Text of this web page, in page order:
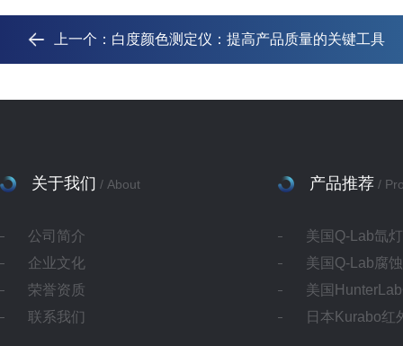
上一个： 白度颜色测定仪：提高产品质量的关键工具
关于我们 / About
公司简介
企业文化
荣誉资质
联系我们
产品推荐 /
美国Q-Lab氙
美国Q-Lab腐
美国
日本Kurabo红